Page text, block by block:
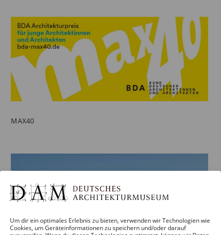
Um dir ein optimales Erlebnis zu bieten, verwenden wir Technologien wie
Cookies, um Geräteinformationen zu speichern und/oder darauf
MAX40